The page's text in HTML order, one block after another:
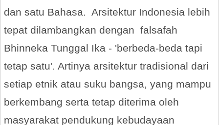
dan satu Bahasa. Arsitektur Indonesia lebih
tepat dilambangkan dengan falsafah
Bhinneka Tunggal Ika - 'berbeda-beda tapi
tetap satu'. Artinya arsitektur tradisional dari
setiap etnik atau suku bangsa, yang mampu
berkembang serta tetap diterima oleh
masyarakat pendukung kebudayaan